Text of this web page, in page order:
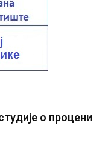
о процени